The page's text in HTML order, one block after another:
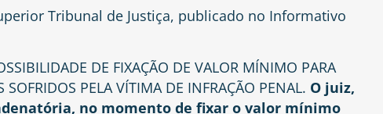
Tribunal de Justiça, publicado no Informativo
DE FIXAÇÃO DE VALOR MÍNIMO PARA
PELA VÍTIMA DE INFRAÇÃO PENAL. O juiz,
no momento de fixar o valor mínimo